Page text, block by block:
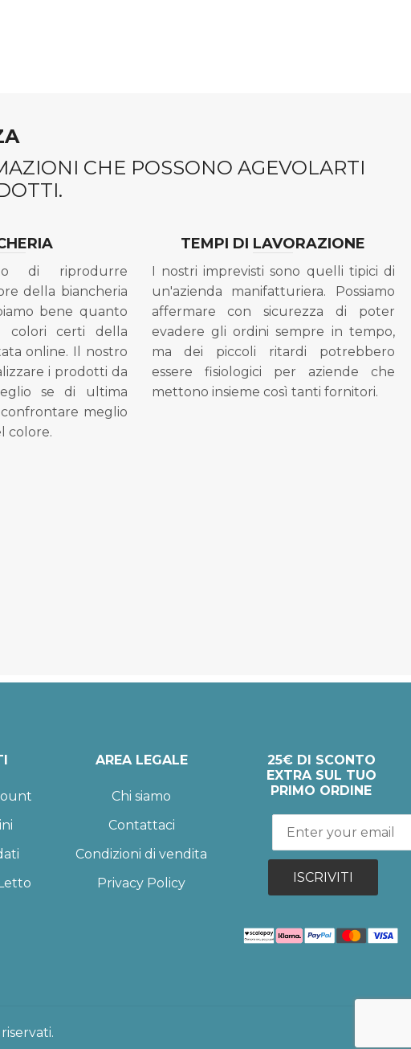
CHE POSSONO AGEVOLARTI
di riprodurre
della biancheria
bene quanto
colori certi della
online. Il nostro
i prodotti da
se di ultima
meglio
colore.
TEMPI DI LAVORAZIONE
I nostri imprevisti sono quelli tipici di
un'azienda manifatturiera. Possiamo
affermare con sicurezza di poter
evadere gli ordini sempre in tempo,
ma dei piccoli ritardi potrebbero
essere fisiologici per aziende che
mettono insieme così tanti fornitori.
AREA LEGALE
Chi siamo
Contattaci
Condizioni di vendita
Privacy Policy
25€ DI SCONTO
EXTRA SUL TUO
PRIMO ORDINE
ISCRIVITI